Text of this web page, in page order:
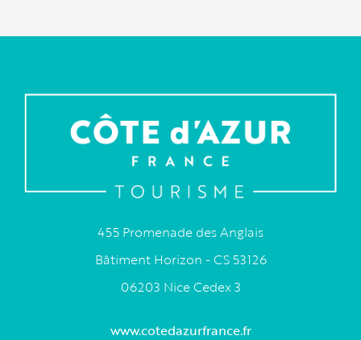
455 Promenade des Anglais
Bâtiment Horizon - CS 53126
06203 Nice Cedex 3
www.cotedazurfrance.fr